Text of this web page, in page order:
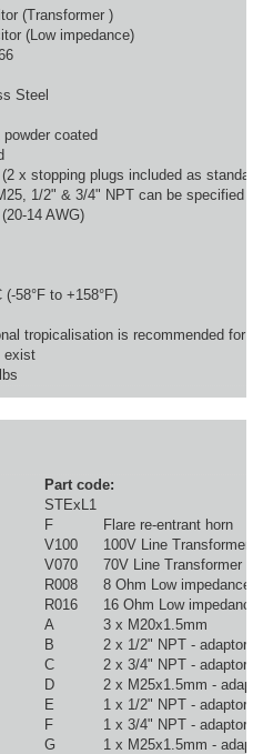
(Transformer )
(Low impedance)
Steel
coated
x stopping plugs included as
1/2" & 3/4" NPT can be specified
14 AWG)
(-58°F to +158°F)
tropicalisation is recommended for
exist
Part code:
STExL1
F
Flare re-entrant horn
V100
V070
R008
R016
100V Line Transformer
70V Line Transformer
8 Ohm Low impedance
16 Ohm Low impedance
A
B
C
D
E
F
G
3 x M20x1.5mm
2 x 1/2" NPT - adaptors
2 x 3/4" NPT - adaptors
2 x M25x1.5mm -
1 x 1/2" NPT - adaptor
1 x 3/4" NPT - adaptor
1 x M25x1.5mm -